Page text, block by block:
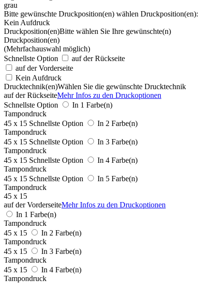
grau
Bitte gewünschte Druckposition(en) wählen Druckposition(en):
Kein Aufdruck
Druckposition(en)Bitte wählen Sie Ihre gewünschte(n)
Druckposition(en)
(Mehrfachauswahl möglich)
Schnellste Option
auf der Rückseite
auf der Vorderseite
Kein Aufdruck
Drucktechnik(en)Wählen Sie die gewünschte Drucktechnik
auf der RückseiteMehr Infos zu den Druckoptionen
Schnellste Option
In 1 Farbe(n)
Tampondruck
45 x 15 Schnellste Option
In 2 Farbe(n)
Tampondruck
45 x 15 Schnellste Option
In 3 Farbe(n)
Tampondruck
45 x 15 Schnellste Option
In 4 Farbe(n)
Tampondruck
45 x 15 Schnellste Option
In 5 Farbe(n)
Tampondruck
45 x 15
auf der VorderseiteMehr Infos zu den Druckoptionen
In 1 Farbe(n)
Tampondruck
45 x 15
In 2 Farbe(n)
Tampondruck
45 x 15
In 3 Farbe(n)
Tampondruck
45 x 15
In 4 Farbe(n)
Tampondruck